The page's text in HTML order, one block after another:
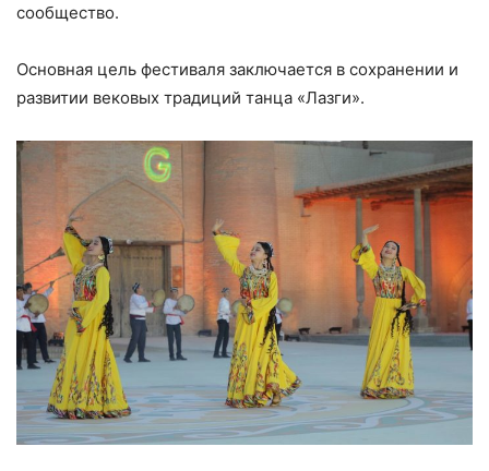
сообщество.
Основная цель фестиваля заключается в сохранении и
развитии вековых традиций танца «Лазги».